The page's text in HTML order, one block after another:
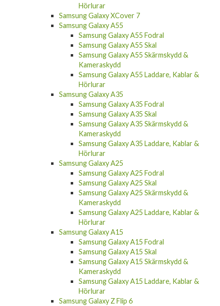
Hörlurar
Samsung Galaxy XCover 7
Samsung Galaxy A55
Samsung Galaxy A55 Fodral
Samsung Galaxy A55 Skal
Samsung Galaxy A55 Skärmskydd &
Kameraskydd
Samsung Galaxy A55 Laddare, Kablar &
Hörlurar
Samsung Galaxy A35
Samsung Galaxy A35 Fodral
Samsung Galaxy A35 Skal
Samsung Galaxy A35 Skärmskydd &
Kameraskydd
Samsung Galaxy A35 Laddare, Kablar &
Hörlurar
Samsung Galaxy A25
Samsung Galaxy A25 Fodral
Samsung Galaxy A25 Skal
Samsung Galaxy A25 Skärmskydd &
Kameraskydd
Samsung Galaxy A25 Laddare, Kablar &
Hörlurar
Samsung Galaxy A15
Samsung Galaxy A15 Fodral
Samsung Galaxy A15 Skal
Samsung Galaxy A15 Skärmskydd &
Kameraskydd
Samsung Galaxy A15 Laddare, Kablar &
Hörlurar
Samsung Galaxy Z Flip 6